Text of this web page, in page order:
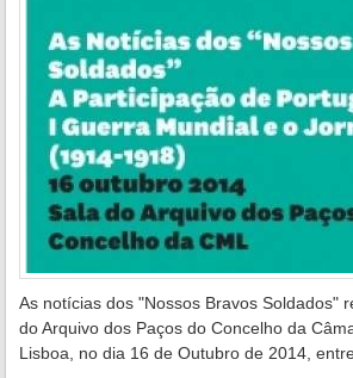
As notícias dos "Nossos Bravos Soldados"
do Arquivo dos Paços do Concelho da
Lisboa, no dia 16 de Outubro de 2014,